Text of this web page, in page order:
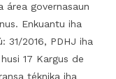
área governasaun
Enkuantu iha
31/2016, PDHJ iha
17 Kargus de
téknika iha